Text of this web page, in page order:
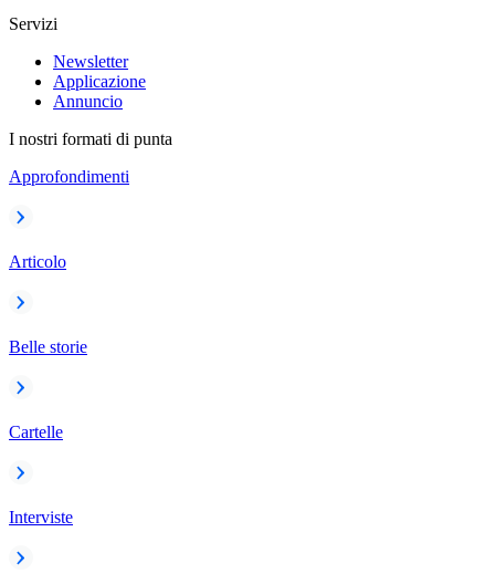
Servizi
Newsletter
Applicazione
Annuncio
I nostri formati di punta
Approfondimenti
Articolo
Belle storie
Cartelle
Interviste